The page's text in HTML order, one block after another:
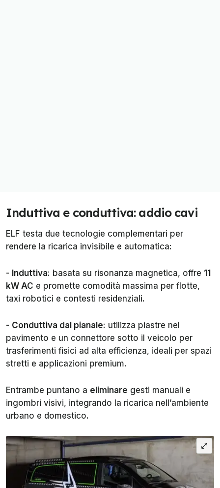
Induttiva e conduttiva: addio cavi
ELF testa due tecnologie complementari per
rendere la ricarica invisibile e automatica:
- Induttiva: basata su risonanza magnetica, offre 11
kW AC e promette comodità massima per flotte,
taxi robotici e contesti residenziali.
- Conduttiva dal pianale: utilizza piastre nel
pavimento e un connettore sotto il veicolo per
trasferimenti fisici ad alta efficienza, ideali per spazi
stretti e applicazioni premium.
Entrambe puntano a eliminare gesti manuali e
ingombri visivi, integrando la ricarica nell’ambiente
urbano e domestico.